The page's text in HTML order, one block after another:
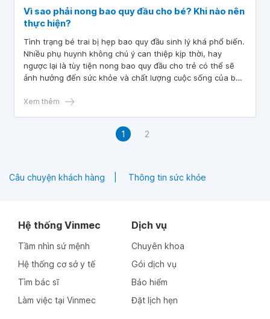
Vì sao phải nong bao quy đầu cho bé? Khi nào nên
thực hiện?
Tình trạng bé trai bị hẹp bao quy đầu sinh lý khá phổ biến.
Nhiều phụ huynh không chú ý can thiệp kịp thời, hay
ngược lại là tùy tiện nong bao quy đầu cho trẻ có thể sẽ
ảnh hưởng đến sức khỏe và chất lượng cuộc sống của bé
Xem thêm
1 2
Câu chuyện khách hàng Thông tin sức khỏe
Hệ thống Vinmec
Tầm nhìn sứ mệnh
Hệ thống cơ sở y tế
Tìm bác sĩ
Làm việc tại Vinmec
Dịch vụ
Chuyên khoa
Gói dịch vụ
Bảo hiểm
Đặt lịch hẹn